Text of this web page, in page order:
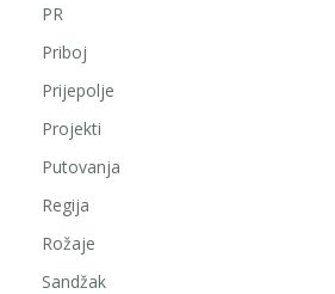
PR
Priboj
Prijepolje
Projekti
Putovanja
Regija
Rožaje
Sandžak